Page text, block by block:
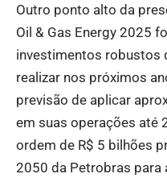
Outro ponto alto da
Oil & Gas Energy 2025
investimentos robustos
realizar nos próximos
previsão de aplicar
em suas operações até
ordem de R$ 5 bilhões
2050 da Petrobras para